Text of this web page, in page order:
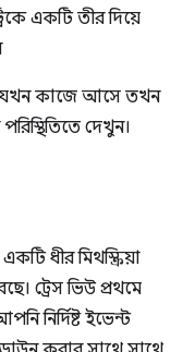
একটি তীর দিয়ে
যখন কাজে আসে তখন
দেখুন।
ধীর মিথস্ক্রিয়া
ট্রেস ভিউ প্রথমে
নির্দিষ্ট ইভেন্ট